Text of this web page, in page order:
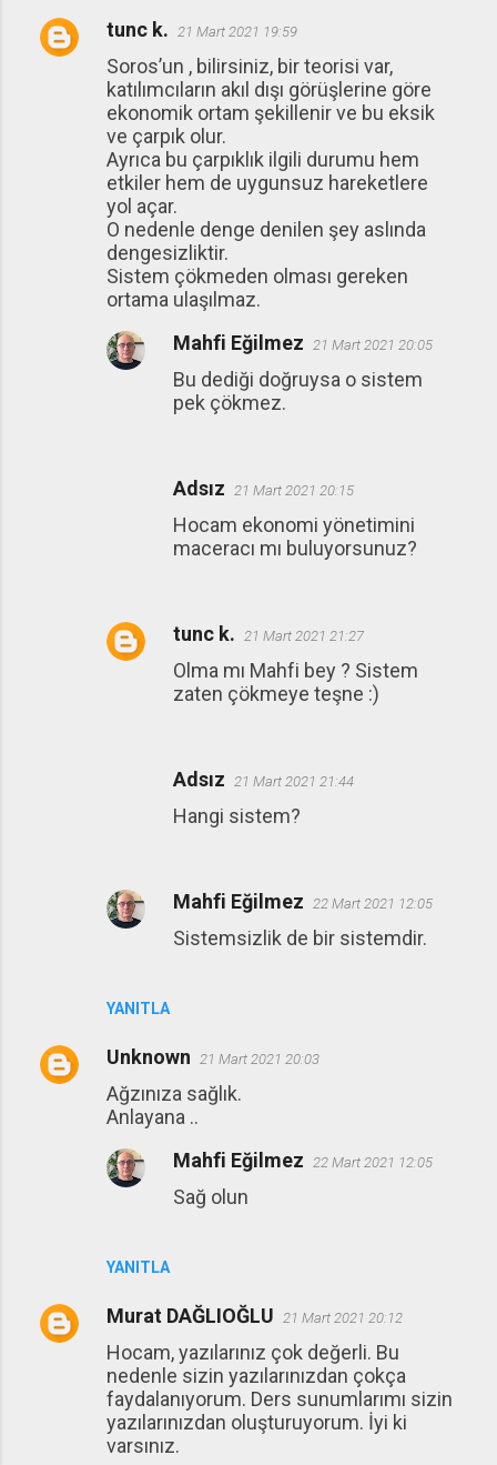
tunc k. 21 Mart 2021 19:59
Soros’un , bilirsiniz, bir teorisi var,
katılımcıların akıl dışı görüşlerine göre
ekonomik ortam şekillenir ve bu eksik
ve çarpık olur.
Ayrıca bu çarpıklık ilgili durumu hem
etkiler hem de uygunsuz hareketlere
yol açar.
O nedenle denge denilen şey aslında
dengesizliktir.
Sistem çökmeden olması gereken
ortama ulaşılmaz.
YANITLA
Mahfi Eğilmez 21 Mart 2021 20:05
Bu dediği doğruysa o sistem
pek çökmez.
Adsız 21 Mart 2021 20:15
Hocam ekonomi yönetimini
maceracı mı buluyorsunuz?
tunc k. 21 Mart 2021 21:27
Olma mı Mahfi bey ? Sistem
zaten çökmeye teşne :)
Adsız 21 Mart 2021 21:44
Hangi sistem?
Mahfi Eğilmez 22 Mart 2021 12:05
Sistemsizlik de bir sistemdir.
Unknown 21 Mart 2021 20:03
Ağzınıza sağlık.
Anlayana ..
YANITLA
Mahfi Eğilmez 22 Mart 2021 12:05
Sağ olun
Murat DAĞLIOĞLU 21 Mart 2021 20:12
Hocam, yazılarınız çok değerli. Bu
nedenle sizin yazılarınızdan çokça
faydalanıyorum. Ders sunumlarımı sizin
yazılarınızdan oluşturuyorum. İyi ki
varsınız.